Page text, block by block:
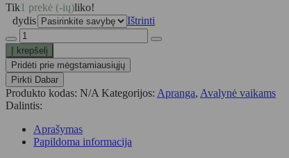
Tik1 prekė (-ių)liko!
dydis
Ištrinti
produkto
kiekis:
Petit
by
Sofie
Schnoor
vaikiški
guminiai
batai
Į krepšelį
Pridėti prie mėgstamiausiųjų
Pirkti Dabar
Produkto kodas: N/A Kategorijos: Apranga, Avalynė vaikams
Dalintis:
Aprašymas
Papildoma informacija